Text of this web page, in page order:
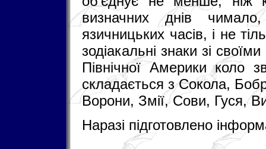
визначних днів
язичницьких часів, і не
зодіакальні знаки зі
Північної Америки коло
складається з Сокола,
Ворони, Змії, Сови, Гуся,
Наразі підготовлено